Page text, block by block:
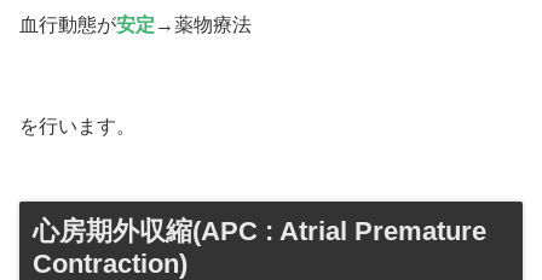
血行動態が安定 →薬物療法
を行います。
心房期外収縮(APC : Atrial Premature
Contraction)